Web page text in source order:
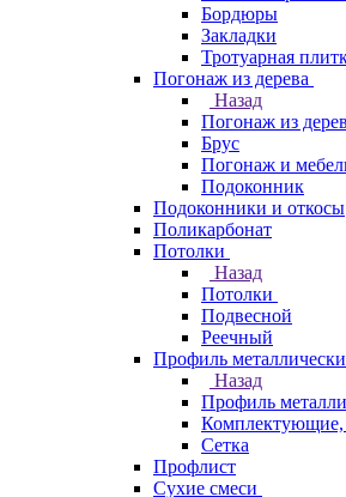
Бордюры
Закладки
Тротуарная
Погонаж из дерева
Назад
Погонаж из
Брус
Погонаж и
Подоконник
Подоконники и откосы
Поликарбонат
Потолки
Назад
Потолки
Подвесной
Реечный
Профиль
Назад
Профиль
Комплектующие,
Сетка
Профлист
Сухие смеси